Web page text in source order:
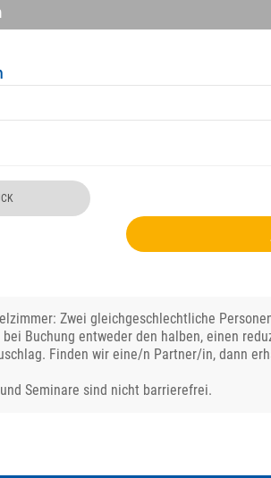
Zwei gleichgeschlechtliche
Buchung entweder den halben, einen
Finden wir eine/n Partner/in, dann
Seminare sind nicht barrierefrei.